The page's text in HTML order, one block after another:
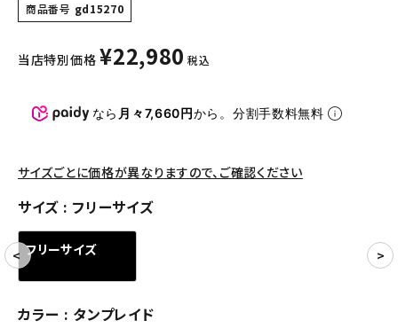
その他バッグ類
スニーカー・ブーツ
COLLABORATION BRAND
SEASON
CONTENTS
ACCOUNT MENU
ようこそ ゲスト 様
商品番号 gd15270
当店特別価格 ¥22,980 税込
なら 月々7,660円から。分割手数料無料
サイズごとに価格が異なりますので、ご確認ください
サイズ フリーサイズ
フリーサイズ
カラー タンプレイド